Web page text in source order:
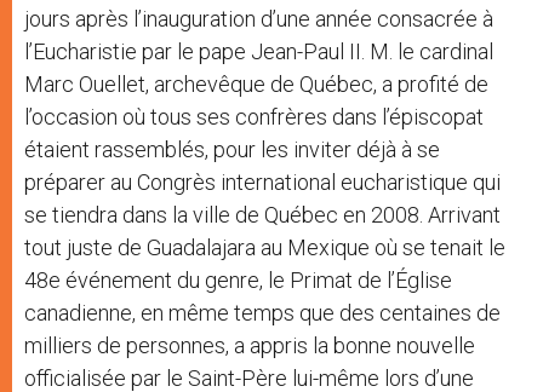
jours après l’inauguration d’une année consacrée à
l’Eucharistie par le pape Jean-Paul II. M. le cardinal
Marc Ouellet, archevêque de Québec, a profité de
l’occasion où tous ses confrères dans l’épiscopat
étaient rassemblés, pour les inviter déjà à se
préparer au Congrès international eucharistique qui
se tiendra dans la ville de Québec en 2008. Arrivant
tout juste de Guadalajara au Mexique où se tenait le
48e événement du genre, le Primat de l’Église
canadienne, en même temps que des centaines de
milliers de personnes, a appris la bonne nouvelle
officialisée par le Saint-Père lui-même lors d’une